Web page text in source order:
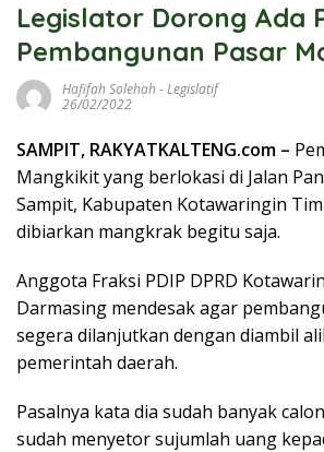
Legislator Dorong Ada
Pembangunan Pasar
Hafifah Solehah -Legislatif
26/02/2022
SAMPIT, RAKYATKALTENG.com –
Mangkikit yang berlokasi di Jalan
Sampit, Kabupaten Kotawaringin
dibiarkan mangkrak begitu saja.
Anggota Fraksi PDIP DPRD
Darmasing mendesak agar
segera dilanjutkan dengan diambil
pemerintah daerah.
Pasalnya kata dia sudah banyak
sudah menyetor sujumlah uang